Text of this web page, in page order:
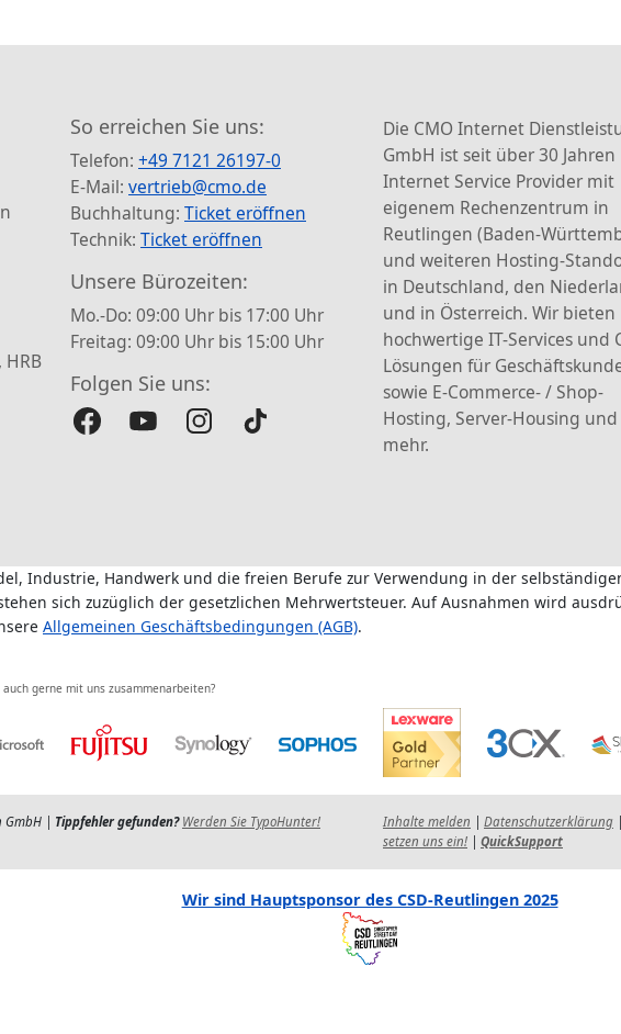
So erreichen Sie uns:
Telefon: +49 7121 26197-0
E-Mail: vertrieb@cmo.de
Buchhaltung: Ticket eröffnen
Technik: Ticket eröffnen
Unsere Bürozeiten:
Mo.-Do: 09:00 Uhr bis 17:00 Uhr
Freitag: 09:00 Uhr bis 15:00 Uhr
Folgen Sie uns:
Die CMO Internet
GmbH ist seit über 30 Jahren
Internet Service Provider mit
eigenem Rechenzentrum in
Reutlingen (Baden-
und weiteren Hosting-
in Deutschland, den
und in Österreich. Wir bieten
hochwertige IT-Services und
Lösungen für
sowie E-Commerce- / Shop-
Hosting, Server-Housing und
mehr.
Industrie, Handwerk und die freien Berufe zur Verwendung in der
sich zuzüglich der gesetzlichen Mehrwertsteuer. Auf Ausnahmen wird
Allgemeinen Geschäftsbedingungen (AGB).
auch gerne mit uns zusammenarbeiten?
GmbH | Tippfehler gefunden? Werden Sie TypoHunter! Inhalte melden Datenschutzerklärung
setzen uns ein!
QuickSupport
Wir sind Hauptsponsor des CSD-Reutlingen 2025